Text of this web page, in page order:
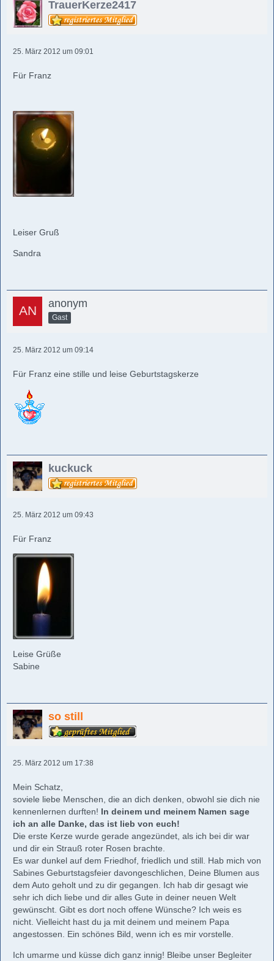
TrauerKerze2417
25. März 2012 um 09:01
Für Franz
Leiser Gruß
Sandra
anonym
Gast
25. März 2012 um 09:14
Für Franz eine stille und leise Geburtstagskerze
kuckuck
25. März 2012 um 09:43
Für Franz
Leise Grüße
Sabine
so still
25. März 2012 um 17:38
Mein Schatz,
soviele liebe Menschen, die an dich denken, obwohl sie dich nie
kennenlernen durften! In deinem und meinem Namen sage
ich an alle Danke, das ist lieb von euch!
Die erste Kerze wurde gerade angezündet, als ich bei dir war
und dir ein Strauß roter Rosen brachte.
Es war dunkel auf dem Friedhof, friedlich und still. Hab mich von
Sabines Geburtstagsfeier davongeschlichen, Deine Blumen aus
dem Auto geholt und zu dir gegangen. Ich hab dir gesagt wie
sehr ich dich liebe und dir alles Gute in deiner neuen Welt
gewünscht. Gibt es dort noch offene Wünsche? Ich weis es
nicht. Vielleicht hast du ja mit deinem und meinem Papa
angestossen. Ein schönes Bild, wenn ich es mir vorstelle.
Ich umarme und küsse dich ganz innig! Bleibe unser Begleiter